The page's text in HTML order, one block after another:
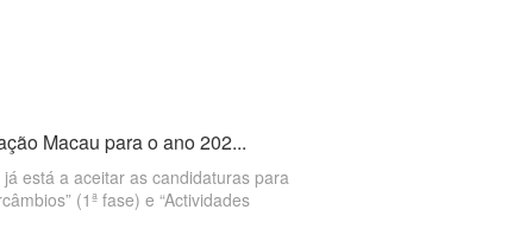
e cultural entre Macau e os
Macau para o ano 202...
está a aceitar as candidaturas para
(1ª fase) e “Actividades